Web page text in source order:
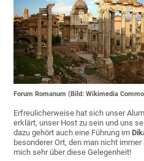
Forum Romanum (Bild: Wikimedia
Erfreulicherweise hat sich unser
erklärt, unser Host zu sein und uns
dazu gehört auch eine Führung im
besonderer Ort, den man nicht
mich sehr über diese Gelegenheit!